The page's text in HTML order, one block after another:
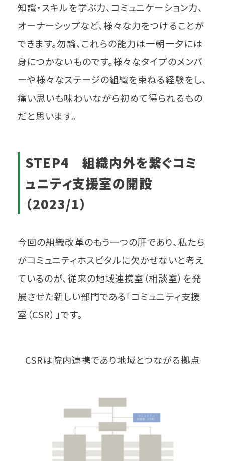
知識・スキルを学ぶ力、コミュニケーション力、
オーナーシップなど、様々な力をつけることが
できます。勿論、これらの能力は一朝一夕には
身につかないものです。様々なタイプのメンバ
ーや様々なステージの組織を束ねる経験をし、
痛い思いも味わいながら初めて得られるもの
だと思います。
STEP4 組織内外を繋ぐコミ
ュニティ支援室の開設
（2023/1）
今回の組織改革のもう一つの肝であり、私たち
がコミュニティホスピタルに欠かせないと考え
ているのが、従来の地域連携室（相談室）を発
展させた新しい部門である「コミュニティ支援
室（CSR）」です。
CSRは院内連携であり地域とつながる拠点